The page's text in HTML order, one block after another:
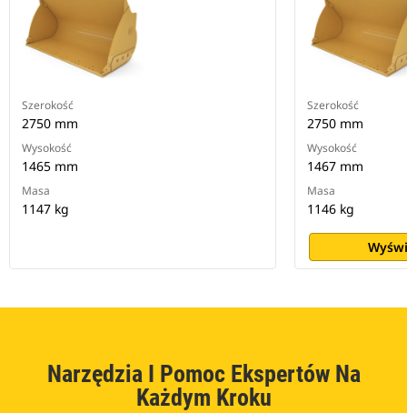
Szerokość
2750 mm
Wysokość
1465 mm
Masa
1147 kg
Szerokość
2750 mm
Wysokość
1467 mm
Masa
1146 kg
Narzędzia I Pomoc Ekspertów Na
Każdym Kroku